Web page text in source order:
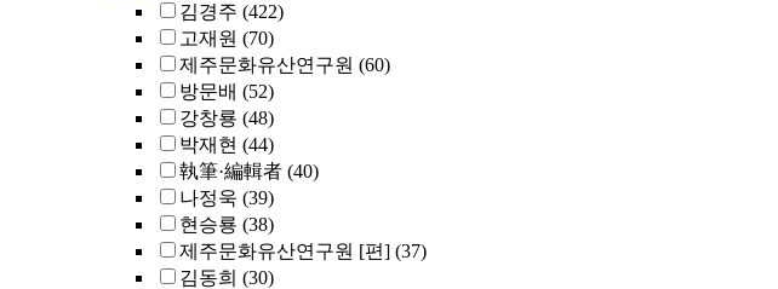
김경주 (422)
고재원 (70)
제주문화유산연구원 (60)
방문배 (52)
강창룡 (48)
박재현 (44)
執筆·編輯者 (40)
나정욱 (39)
현승룡 (38)
제주문화유산연구원 [편] (37)
김동희 (30)